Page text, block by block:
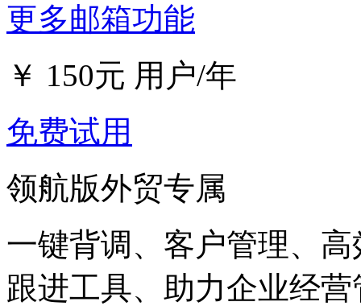
更多邮箱功能
￥ 150元 用户/年
免费试用
领航版外贸专属
一键背调、客户管理、
跟进工具、助力企业经营